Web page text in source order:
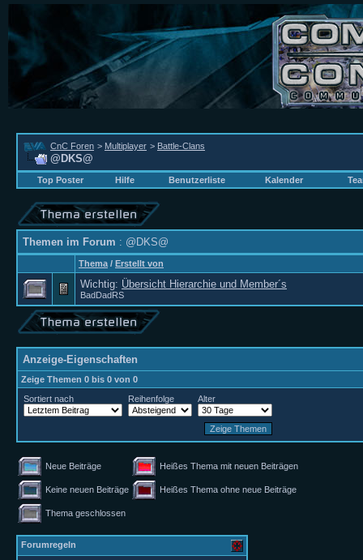
CnC Foren > Multiplayer > Battle-Clans
@DKS@
Top Poster Hilfe Benutzerliste Kalender
Themen im Forum : @DKS@
Thema / Erstellt von
Wichtig: Übersicht Hierarchie und Member´s
BadDadRS
Anzeige-Eigenschaften
Zeige Themen 0 bis 0 von 0
Sortiert nach
Reihenfolge Alter
Neue Beiträge Heißes Thema mit neuen Beiträgen
Keine neuen Beiträge Heißes Thema ohne neue Beiträge
Thema geschlossen
Forumregeln